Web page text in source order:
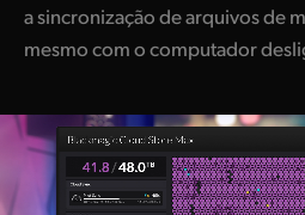
a sincronização de arquivos de
mesmo com o computador